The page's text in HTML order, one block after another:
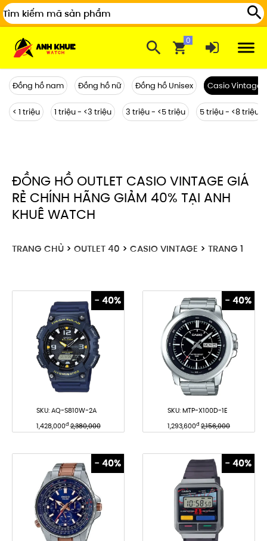
Đồng hồ nam Đồng hồ nữ Đồng hồ Unisex Casio Vintage
< 1 triệu 1 triệu - <3 triệu 3 triệu - <5 triệu 5 triệu - <8 triệu
ĐỒNG HỒ OUTLET CASIO VINTAGE GIÁ
RẺ CHÍNH HÃNG GIẢM 40% TẠI ANH
KHUÊ WATCH
TRANG CHỦ > OUTLET 40 > CASIO VINTAGE > TRANG 1
- 40%
SKU:AQ-S810W-2A
1,428,000đ 2,380,000
- 40%
SKU:MTP-X100D-1E
1,293,600đ 2,156,000
- 40% - 40%